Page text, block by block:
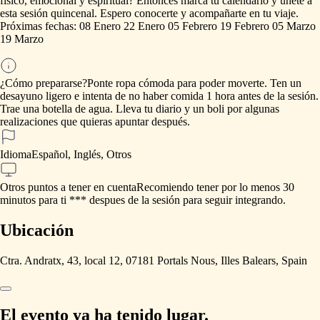
esta sesión quincenal. Espero conocerte y acompañarte en tu viaje.
Próximas fechas: 08 Enero 22 Enero 05 Febrero 19 Febrero 05 Marzo
19 Marzo
¿Cómo prepararse?Ponte ropa cómoda para poder moverte. Ten un
desayuno ligero e intenta de no haber comida 1 hora antes de la sesión.
Trae una botella de agua. Lleva tu diario y un boli por algunas
realizaciones que quieras apuntar después.
IdiomaEspañol, Inglés, Otros
Otros puntos a tener en cuentaRecomiendo tener por lo menos 30
minutos para ti *** despues de la sesión para seguir integrando.
Ubicación
Ctra. Andratx, 43, local 12, 07181 Portals Nous, Illes Balears, Spain
El evento ya ha tenido lugar.